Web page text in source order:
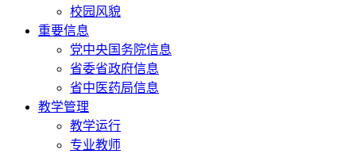
校园风貌
重要信息
党中央国务院信息
省委省政府信息
省中医药局信息
教学管理
教学运行
专业教师